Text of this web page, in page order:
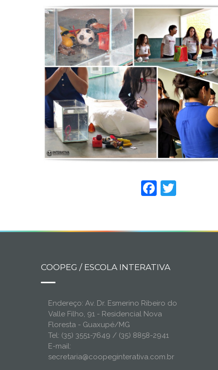
COOPEG / ESCOLA INTERATIVA
Endereço: Av. Dr. Esmerino Ribeiro do
Valle Filho, 91 - Residencial Nova
Floresta - Guaxupé/MG
Tel: (35) 3551-7649 / (35) 8858-2941
E-mail:
secretaria@coopeginterativa.com.br